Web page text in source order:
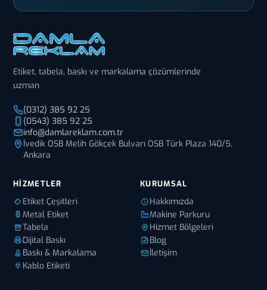
Etiket, tabela, baskı ve markalama çözümlerinde
uzman
(0312) 385 92 25
(0543) 385 92 25
info@damlareklam.com.tr
İvedik OSB Melih Gökçek Bulvarı OSB Türk Plaza 140/5,
Ankara
HIZMETLER
Etiket Çeşitleri
Metal Etiket
Tabela
Dijital Baskı
Baskı & Markalama
Kablo Etiketi
KURUMSAL
Hakkımızda
Makine Parkuru
Hizmet Bölgeleri
Blog
İletişim